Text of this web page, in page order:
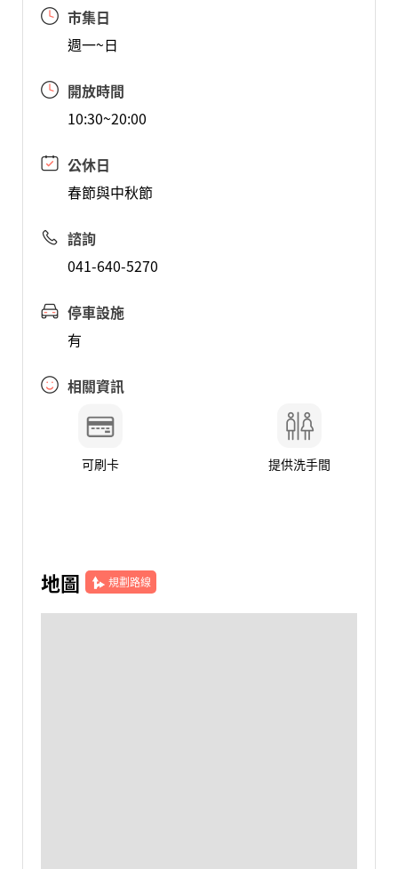
市集日
週一~日
開放時間
10:30~20:00
公休日
春節與中秋節
諮詢
041-640-5270
停車設施
有
相關資訊
可刷卡 提供洗手間
地圖 規劃路線